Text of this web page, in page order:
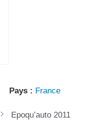
Pays : France
Epoqu’auto 2011